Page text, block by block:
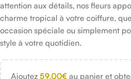
attention aux détails, nos fleurs
charme tropical à votre coiffure,
occasion spéciale ou simplement
style à votre quotidien.
Ajoutez 59,00€ au panier et